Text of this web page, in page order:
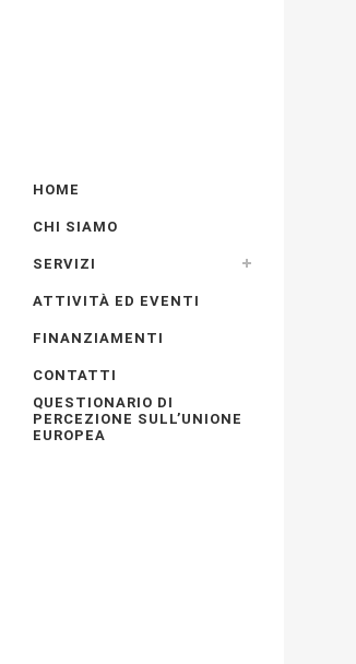
HOME
CHI SIAMO
SERVIZI
ATTIVITÀ ED EVENTI
FINANZIAMENTI
CONTATTI
QUESTIONARIO DI
PERCEZIONE SULL’UNIONE
EUROPEA